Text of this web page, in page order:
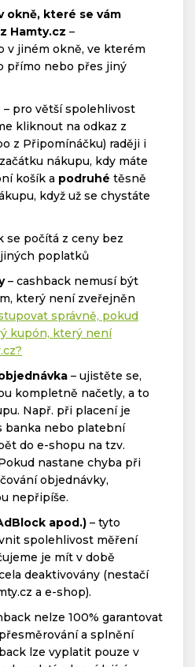
okně, které se vám
Hamty.cz –
v jiném okně, ve kterém
přímo nebo přes jiný
– pro větší spolehlivost
kliknout na odkaz z
z Připomínáčku) raději i
nákupu, kdy máte
košík a podruhé těsně
když už se chystáte
se počítá z ceny bez
poplatků
– cashback nemusí být
který není zveřejněn
správně, pokud
kupón, který není
– ujistěte se,
kompletně načetly, a to
Např. při placení je
banka nebo platební
do e-shopu na tzv.
nastane chyba při
objednávky,
nepřipíše.
apod.) – tyto
spolehlivost měření
je mít v době
deaktivovány (nestačí
a e-shop).
nelze 100% garantovat
a splnění
lze vyplatit pouze v